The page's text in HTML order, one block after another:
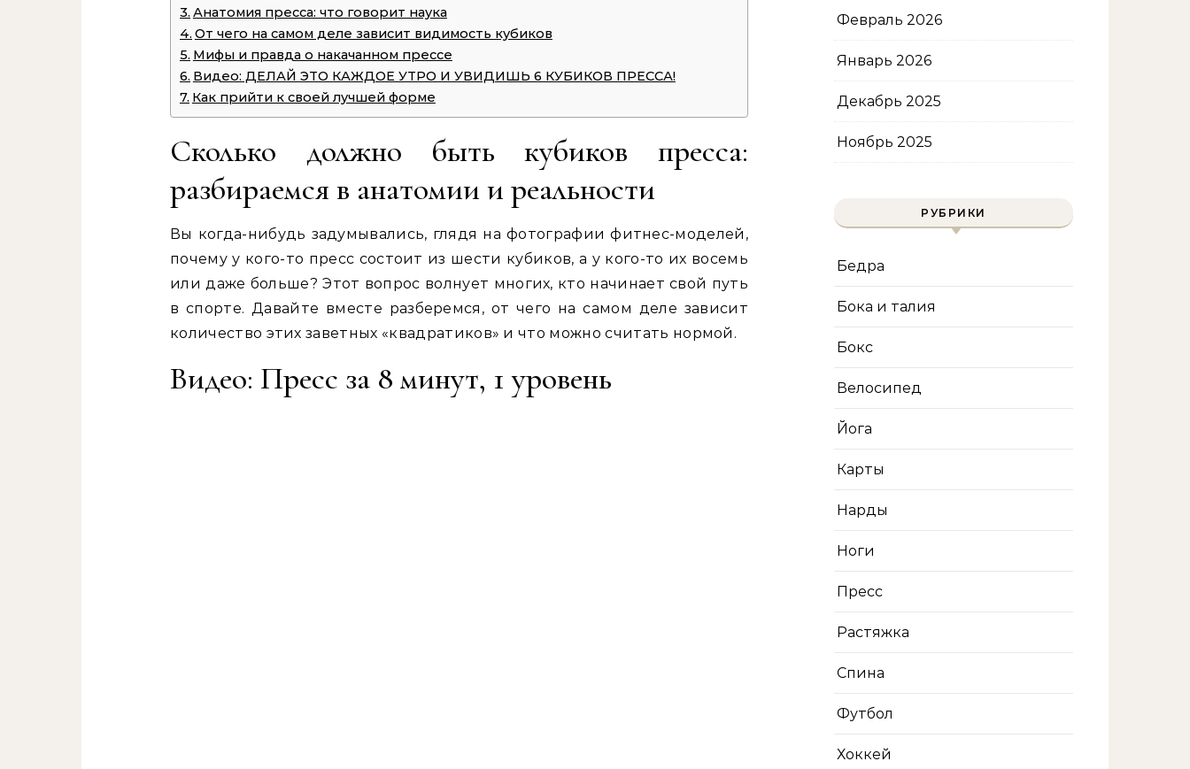
Анатомия пресса: что говорит наука
От чего на самом деле зависит видимость кубиков
Мифы и правда о накачанном прессе
Видео: ДЕЛАЙ ЭТО КАЖДОЕ УТРО И УВИДИШЬ 6 КУБИКОВ ПРЕССА!
Как прийти к своей лучшей форме
Сколько должно быть кубиков пресса:
разбираемся в анатомии и реальности
Вы когда-нибудь задумывались, глядя на фотографии фитнес-моделей,
почему у кого-то пресс состоит из шести кубиков, а у кого-то их восемь
или даже больше? Этот вопрос волнует многих, кто начинает свой путь
в спорте. Давайте вместе разберемся, от чего на самом деле зависит
количество этих заветных «квадратиков» и что можно считать нормой.
Видео: Пресс за 8 минут, 1 уровень
Февраль 2026
Январь 2026
Декабрь 2025
Ноябрь 2025
РУБРИКИ
Бедра
Бока и талия
Бокс
Велосипед
Йога
Карты
Нарды
Ноги
Пресс
Растяжка
Спина
Футбол
Хоккей